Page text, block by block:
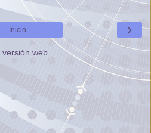
›
Inicio
versión web